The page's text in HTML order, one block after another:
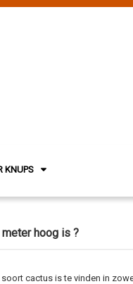
KNUPS
hoog is ?
cactus is te vinden in